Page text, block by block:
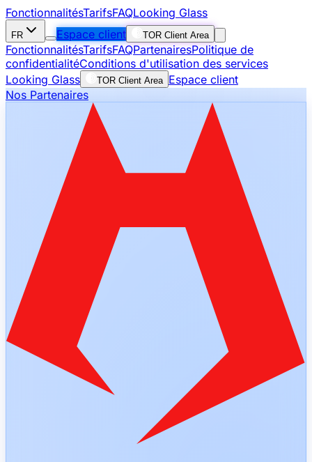
FonctionnalitésTarifsFAQLooking Glass
FR Espace client TOR Client Area
FonctionnalitésTarifsFAQPartenairesPolitique de
confidentialitéConditions d'utilisation des services
Looking Glass
TOR Client Area Espace client
Nos Partenaires